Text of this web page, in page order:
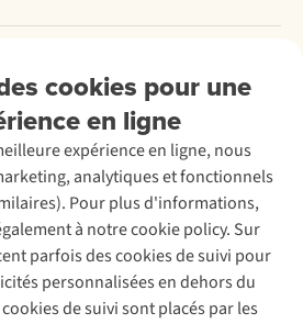
cookies pour une
en ligne
expérience en ligne, nous
analytiques et fonctionnels
Pour plus d'informations,
à notre cookie policy. Sur
parfois des cookies de suivi pour
personnalisées en dehors du
de suivi sont placés par les
d’hiver